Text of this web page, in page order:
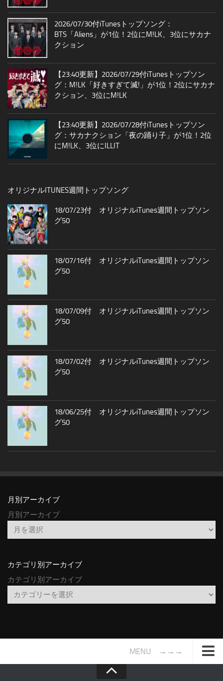
2026/07/30付iTunesトップソング：
BTS「Aliens」が1位！2位にM!LK、3位にサカナ
クション
【23:40更新】2026/07/29付iTunesトップソン
グ：M!LK「好きすぎて滅!」が1位！2位にサカナ
クション、3位にM!LK
【23:40更新】2026/07/28付iTunesトップソン
グ：サカナクション「夜の踊り子」が1位！2位
にM!LK、3位にILLIT
オリジナルITUNES週間トップソング
18/07/23付 オリジナルiTunes週間トップソン
グ50
18/07/16付 オリジナルiTunes週間トップソン
グ50
18/07/09付 オリジナルiTunes週間トップソン
グ50
18/07/02付 オリジナルiTunes週間トップソン
グ50
18/06/25付 オリジナルiTunes週間トップソン
グ50
月別アーカイブ
月別アーカイブ
カテゴリ別アーカイブ
カテゴリ別アーカイブ
MENU →→→